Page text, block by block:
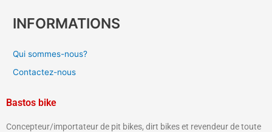
INFORMATIONS
Qui sommes-nous?
Contactez-nous
Bastos bike
Concepteur/importateur de pit bikes, dirt bikes et revendeur de toute